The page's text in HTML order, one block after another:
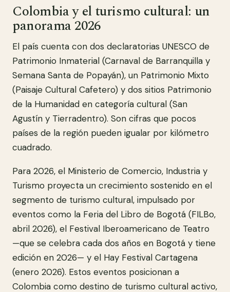
Colombia y el turismo cultural: un
panorama 2026
El país cuenta con dos declaratorias UNESCO de
Patrimonio Inmaterial (Carnaval de Barranquilla y
Semana Santa de Popayán), un Patrimonio Mixto
(Paisaje Cultural Cafetero) y dos sitios Patrimonio
de la Humanidad en categoría cultural (San
Agustín y Tierradentro). Son cifras que pocos
países de la región pueden igualar por kilómetro
cuadrado.
Para 2026, el Ministerio de Comercio, Industria y
Turismo proyecta un crecimiento sostenido en el
segmento de turismo cultural, impulsado por
eventos como la Feria del Libro de Bogotá (FILBo,
abril 2026), el Festival Iberoamericano de Teatro
—que se celebra cada dos años en Bogotá y tiene
edición en 2026— y el Hay Festival Cartagena
(enero 2026). Estos eventos posicionan a
Colombia como destino de turismo cultural activo,